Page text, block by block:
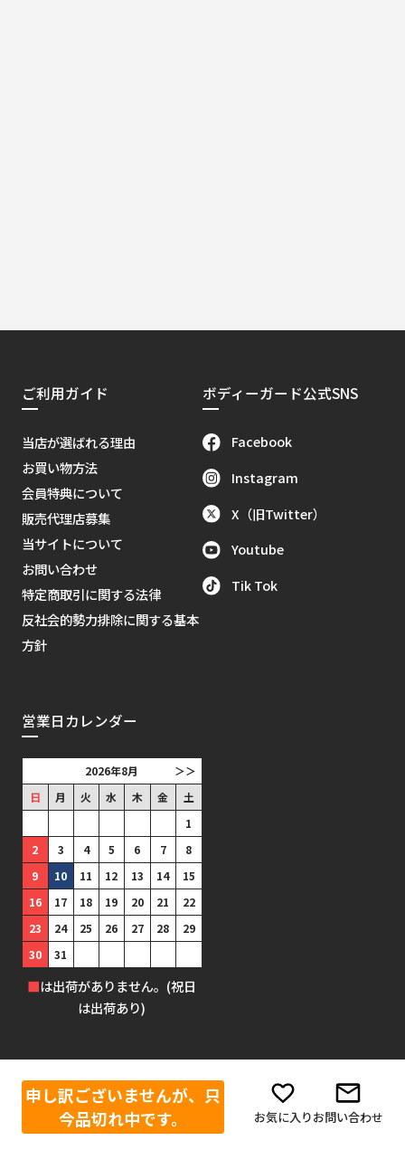
申し訳ございませんが、只
今品切れ中です。
お気に入りお問い合わせ
ご利用ガイド
当店が選ばれる理由
お買い物方法
会員特典について
販売代理店募集
当サイトについて
お問い合わせ
特定商取引に関する法律
反社会的勢力排除に関する基本
方針
ボディーガード公式SNS
Facebook
Instagram
X（旧Twitter）
Youtube
Tik Tok
営業日カレンダー
＞＞
2026年8月
日
月 火 水 木 金
土
1
2
3 4 5 6 7
8
9
10 11 12 13 14
15
16
17 18 19 20 21
22
23
24 25 26 27 28
29
30
31
■は出荷がありません。(祝日
は出荷あり)
©1999-2025 防犯グッズの販売店 ボディーガード 本店